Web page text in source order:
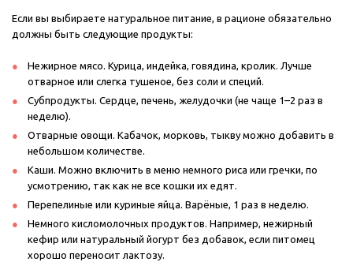
Если вы выбираете натуральное питание, в рационе обязательно
должны быть следующие продукты:
Нежирное мясо. Курица, индейка, говядина, кролик. Лучше
отварное или слегка тушеное, без соли и специй.
Субпродукты. Сердце, печень, желудочки (не чаще 1–2 раз в
неделю).
Отварные овощи. Кабачок, морковь, тыкву можно добавить в
небольшом количестве.
Каши. Можно включить в меню немного риса или гречки, по
усмотрению, так как не все кошки их едят.
Перепелиные или куриные яйца. Варёные, 1 раз в неделю.
Немного кисломолочных продуктов. Например, нежирный
кефир или натуральный йогурт без добавок, если питомец
хорошо переносит лактозу.